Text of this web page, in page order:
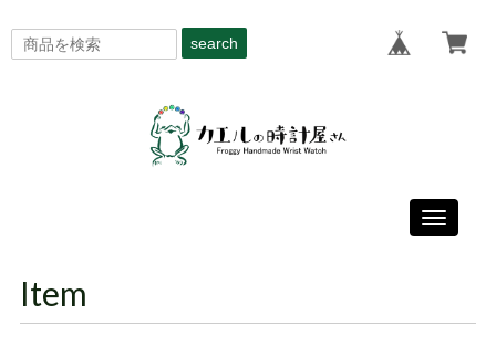
search
Toggle
Item